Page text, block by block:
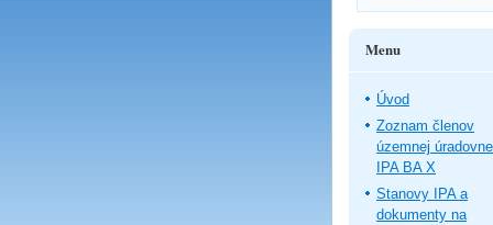
Menu
Úvod
Zoznam členov
územnej úradovne
IPA BA X
Stanovy IPA a
dokumenty na